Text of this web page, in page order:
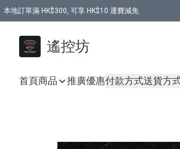
本地訂單滿 HK$300, 可享 HK$10 運費減免
遙控坊
首頁商品 推廣優惠付款方式送貨方